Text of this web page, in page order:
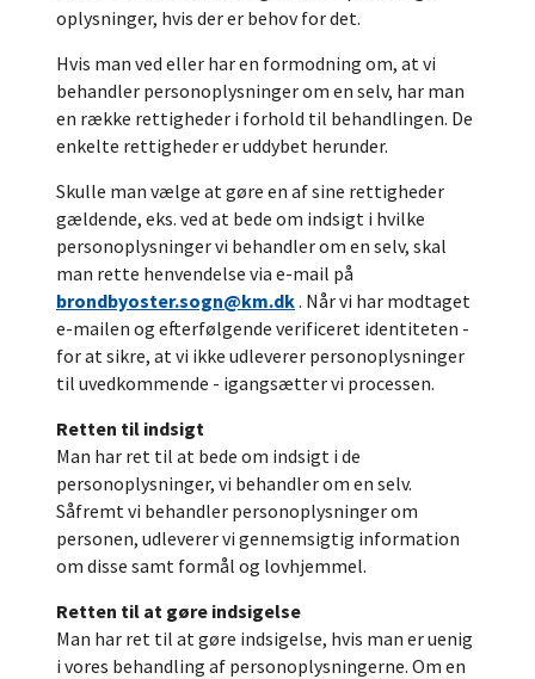
oplysninger, hvis der er behov for det.
Hvis man ved eller har en formodning om, at vi
behandler personoplysninger om en selv, har man
en række rettigheder i forhold til behandlingen. De
enkelte rettigheder er uddybet herunder.
Skulle man vælge at gøre en af sine rettigheder
gældende, eks. ved at bede om indsigt i hvilke
personoplysninger vi behandler om en selv, skal
man rette henvendelse via e-mail på
brondbyoster.sogn@km.dk. Når vi har modtaget
e-mailen og efterfølgende verificeret identiteten -
for at sikre, at vi ikke udleverer personoplysninger
til uvedkommende - igangsætter vi processen.
Retten til indsigt
Man har ret til at bede om indsigt i de
personoplysninger, vi behandler om en selv.
Såfremt vi behandler personoplysninger om
personen, udleverer vi gennemsigtig information
om disse samt formål og lovhjemmel.
Retten til at gøre indsigelse
Man har ret til at gøre indsigelse, hvis man er uenig
i vores behandling af personoplysningerne. Om en